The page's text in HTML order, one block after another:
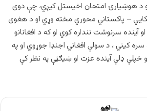
د هوښیارۍ امتحان اخیستل کیږي، چې دوی
– پاکستاني محوري مخته وړي او د هغوی
آینده سرنوشت ننداره کوي او که د افغانانو
کیني ، د سولې افغاني اجنډا جوړوي او په
خپلې ډلې آینده عزت او ښیګڼې په نظر کې